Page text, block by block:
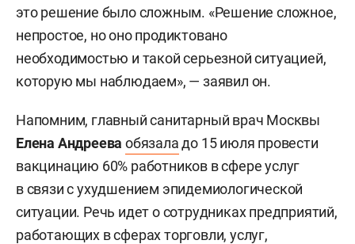
это решение было сложным. «Решение сложное,
непростое, но оно продиктовано
необходимостью и такой серьезной ситуацией,
которую мы наблюдаем», — заявил он.
Напомним, главный санитарный врач Москвы
Елена Андреева обязаладо 15 июля провести
вакцинацию 60% работников в сфере услуг
в связи с ухудшением эпидемиологической
ситуации. Речь идет о сотрудниках предприятий,
работающих в сферах торговли, услуг,